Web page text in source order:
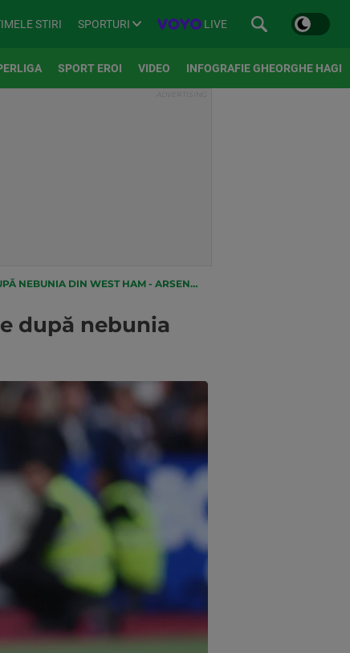
STIRI SPORTURI LIVE
SPORT EROI VIDEO INFOGRAFIE GHEORGHE HAGI
NEBUNIA DIN WEST HAM - ARSENAL
după nebunia